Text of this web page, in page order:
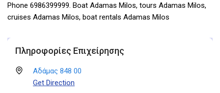
Phone 6986399999. Boat Adamas Milos, tours Adamas Milos,
cruises Adamas Milos, boat rentals Adamas Milos
Πληροφορίες Επιχείρησης
Αδάμας 848 00
Get Direction